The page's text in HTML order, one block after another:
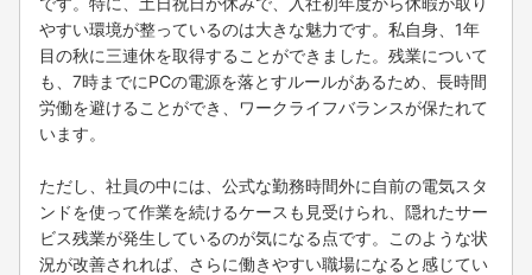
やすい環境が整っているのは大きな魅力です。私自身、1年
目の秋に三連休を取得することができました。残業について
も、7時までにPCの電源を落とすルールがあるため、長時間
労働を避けることができ、ワークライフバランスが保たれて
います。
ただし、社員の中には、公式な勤務時間外に自前の電気スタ
ンドを使って作業を続けるケースも見受けられ、隠れたサー
ビス残業が発生しているのが気になる点です。このような状
況が改善されれば、さらに働きやすい職場になると感じてい